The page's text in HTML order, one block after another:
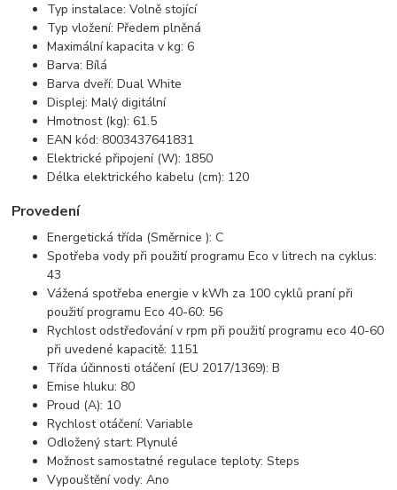
Typ instalace: Volně stojící
Typ vložení: Předem plněná
Maximální kapacita v kg: 6
Barva: Bílá
Barva dveří: Dual White
Displej: Malý digitální
Hmotnost (kg): 61.5
EAN kód: 8003437641831
Elektrické připojení (W): 1850
Délka elektrického kabelu (cm): 120
Provedení
Energetická třída (Směrnice ): C
Spotřeba vody při použití programu Eco v litrech na cyklus:
43
Vážená spotřeba energie v kWh za 100 cyklů praní při
použití programu Eco 40-60: 56
Rychlost odstřeďování v rpm při použití programu eco 40-60
při uvedené kapacitě: 1151
Třída účinnosti otáčení (EU 2017/1369): B
Emise hluku: 80
Proud (A): 10
Rychlost otáčení: Variable
Odložený start: Plynulé
Možnost samostatné regulace teploty: Steps
Vypouštění vody: Ano